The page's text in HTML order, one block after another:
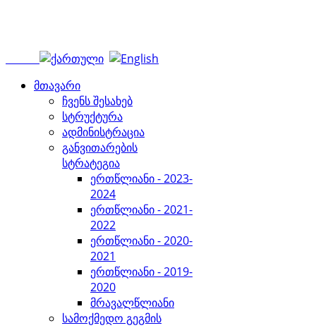
მთავარი
ჩვენს შესახებ
სტრუქტურა
ადმინისტრაცია
განვითარების
სტრატეგია
ერთწლიანი - 2023-
2024
ერთწლიანი - 2021-
2022
ერთწლიანი - 2020-
2021
ერთწლიანი - 2019-
2020
მრავალწლიანი
სამოქმედო გეგმის